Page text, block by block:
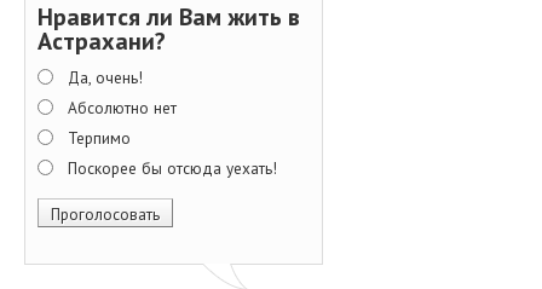
Нравится ли Вам жить в
Астрахани?
Да, очень!
Абсолютно нет
Терпимо
Поскорее бы отсюда уехать!